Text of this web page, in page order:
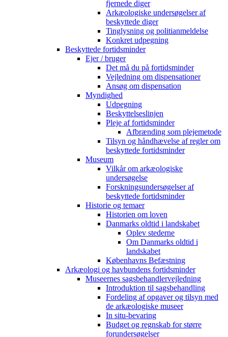
fjernede diger
Arkæologiske undersøgelser af
beskyttede diger
Tinglysning og politianmeldelse
Konkret udpegning
Beskyttede fortidsminder
Ejer / bruger
Det må du på fortidsminder
Vejledning om dispensationer
Ansøg om dispensation
Myndighed
Udpegning
Beskyttelseslinjen
Pleje af fortidsminder
Afbrænding som plejemetode
Tilsyn og håndhævelse af regler om
beskyttede fortidsminder
Museum
Vilkår om arkæologiske
undersøgelse
Forskningsundersøgelser af
beskyttede fortidsminder
Historie og temaer
Historien om loven
Danmarks oldtid i landskabet
Oplev stederne
Om Danmarks oldtid i
landskabet
Københavns Befæstning
Arkæologi og havbundens fortidsminder
Museernes sagsbehandlervejledning
Introduktion til sagsbehandling
Fordeling af opgaver og tilsyn med
de arkæologiske museer
In situ-bevaring
Budget og regnskab for større
forundersøgelser